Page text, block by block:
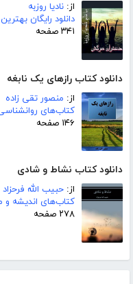
از: نادیا روزبه
دانلود رایگان
۳۴۱ صفحه
دانلود کتاب رازهای یک نابغه
از: منصور تقی زاده
کتاب‌های
۱۴۶ صفحه
دانلود کتاب نشاط و شادی
از: حبیب الله فرحزاد
کتاب‌های اندیشه
۲۷۸ صفحه